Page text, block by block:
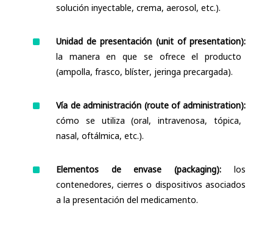
solución inyectable, crema, aerosol, etc.).
^ Unidad de presentación (unit of presentation):
la manera en que se ofrece el producto
(ampolla, frasco, blíster, jeringa precargada).
^ Vía de administración (route of administration):
cómo se utiliza (oral, intravenosa, tópica,
nasal, oftálmica, etc.).
^ Elementos de envase (packaging): los
contenedores, cierres o dispositivos asociados
a la presentación del medicamento.